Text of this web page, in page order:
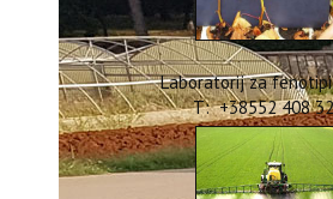
Laboratorij za
T: +38552 408